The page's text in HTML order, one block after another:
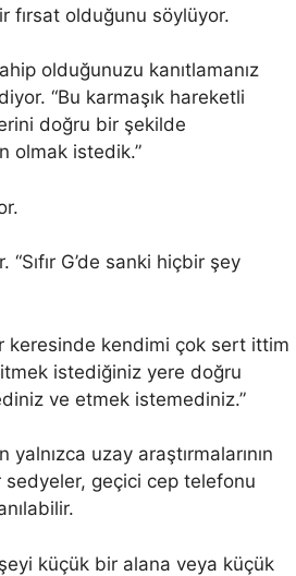
fırsat olduğunu söylüyor.
olduğunuzu kanıtlamanız
“Bu karmaşık hareketli
doğru bir şekilde
olmak istedik.”
“Sıfır G’de sanki hiçbir şey
keresinde kendimi çok sert ittim
istediğiniz yere doğru
ve etmek istemediniz.”
uzay araştırmalarının
sedyeler, geçici cep telefonu
şeyi küçük bir alana veya küçük